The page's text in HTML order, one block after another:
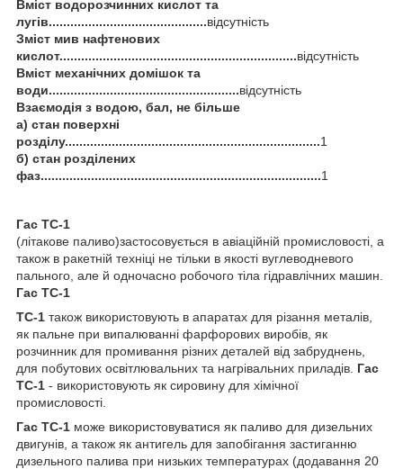
Вміст водорозчинних кислот та
лугів............................................відсутність
Зміст мив нафтенових
кислот..................................................................відсутність
Вміст механічних домішок та
води.....................................................відсутність
Взаємодія з водою, бал, не більше
а) стан поверхні
розділу.......................................................................1
б) стан розділених
фаз..............................................................................1
Гас ТС-1
(літакове паливо)застосовується в авіаційній промисловості, а
також в ракетній техніці не тільки в якості вуглеводневого
пального, але й одночасно робочого тіла гідравлічних машин.
Гас ТС-1
ТС-1 також використовують в апаратах для різання металів,
як пальне при випалюванні фарфорових виробів, як
розчинник для промивання різних деталей від забруднень,
для побутових освітлювальних та нагрівальних приладів. Гас
ТС-1 - використовують як сировину для хімічної
промисловості.
Гас ТС-1 може використовуватися як паливо для дизельних
двигунів, а також як антигель для запобігання застиганню
дизельного палива при низьких температурах (додавання 20